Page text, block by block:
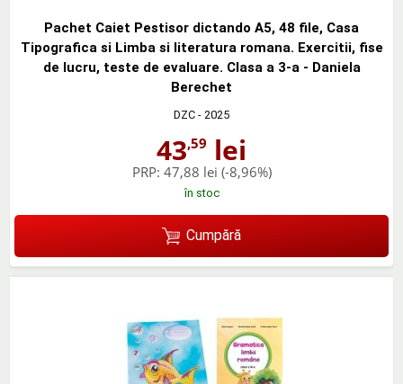
Pachet Caiet Pestisor dictando A5, 48 file, Casa
Tipografica si Limba si literatura romana. Exercitii, fise
de lucru, teste de evaluare. Clasa a 3-a - Daniela
Berechet
DZC - 2025
43,59 lei
PRP: 47,88 lei (-8,96%)
în stoc
Cumpără